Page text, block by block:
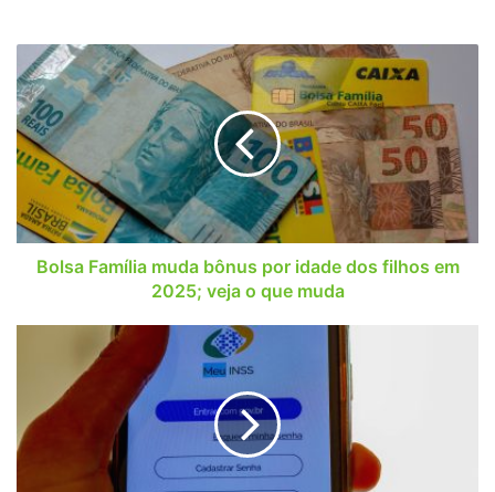
Bolsa
Família
muda
bônus
por
idade
filhos
em
2025;Bolsa Família muda bônus por idade dos filhos em
2025; veja o que muda
reajuste
benefício
em